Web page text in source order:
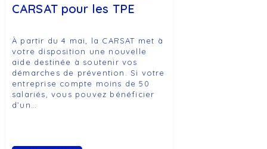
CARSAT pour les TPE
À partir du 4 mai, la CARSAT met à
votre disposition une nouvelle
aide destinée à soutenir vos
démarches de prévention. Si votre
entreprise compte moins de 50
salariés, vous pouvez bénéficier
d’un…